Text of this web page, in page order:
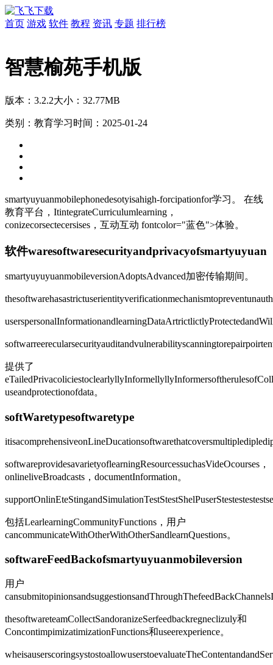
首页 游戏 软件 教程 资讯 专题 排行榜
智慧榆苑手机版
版本：3.2.2大小：32.77MB
类别：教育学习时间：2025-01-24
smartyuyuanmobilephonedesotyisahigh-forcipationfor学习。 在线
教育平台，ItintegrateCurriculumlearning，
conizecorsectecersises， 互动互动 fontcolor="蓝色">体验。
软件waresoftwaresecurityandprivacyofsmartyuyuan
smartyuyuyuanmobileversionAdoptsAdvanced加密传输期间。
提供了
useandprotectionofdata。
softWaretypesoftwaretype
softwareprovidesavarietyoflearningResourcessuchasVideOcourses，
onlineliveBroadcasts，documentInformation。
包括LearlearningCommunityFunctions，用户
cancommunicateWithOtherWithOtherSandlearnQuestions。
softwareFeedBackofsmartyuyuanmobileversion
用户
thesoftwareteamCollectSandoranizeSerfeedbackregneclizuly和
ConcontimpimizatimizationFunctions和useerexperience。